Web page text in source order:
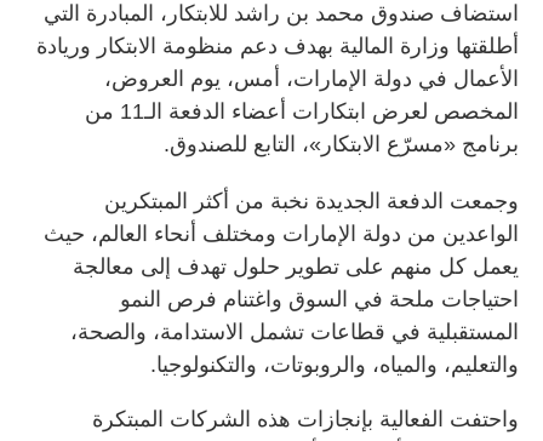
استضاف صندوق محمد بن راشد للابتكار، المبادرة التي
أطلقتها وزارة المالية بهدف دعم منظومة الابتكار وريادة
الأعمال في دولة الإمارات، أمس، يوم العروض،
المخصص لعرض ابتكارات أعضاء الدفعة الـ11 من
برنامج «مسرّع الابتكار»، التابع للصندوق.
وجمعت الدفعة الجديدة نخبة من أكثر المبتكرين
الواعدين من دولة الإمارات ومختلف أنحاء العالم، حيث
يعمل كل منهم على تطوير حلول تهدف إلى معالجة
احتياجات ملحة في السوق واغتنام فرص النمو
المستقبلية في قطاعات تشمل الاستدامة، والصحة،
والتعليم، والمياه، والروبوتات، والتكنولوجيا.
واحتفت الفعالية بإنجازات هذه الشركات المبتكرة